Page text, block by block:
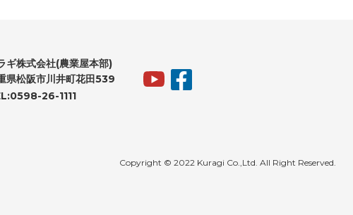
ギ株式会社(農業屋本部)
県松阪市川井町花田539
26-1111
Copyright © 2022 Kuragi Co.,Ltd. All Right Reserved.